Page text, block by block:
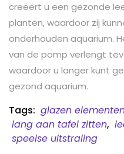
creëert u een gezonde
planten, waardoor zij
onderhouden aquarium.
van de pomp verlengt
waardoor u langer kunt
gezond aquarium.
Tags: glazen
lang aan tafel zitten,
speelse uitstraling